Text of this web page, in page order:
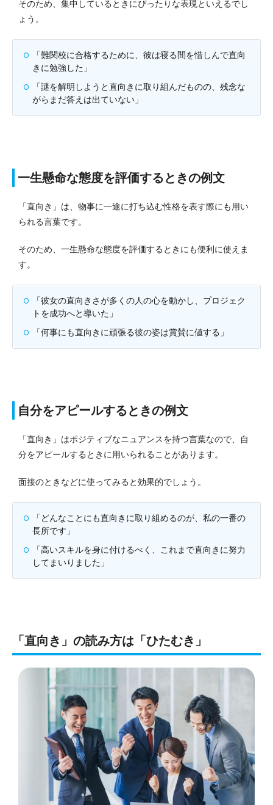
そのため、集中しているときにぴったりな表現といえるでし
ょう。
「難関校に合格するために、彼は寝る間を惜しんで直向
きに勉強した」
「謎を解明しようと直向きに取り組んだものの、残念な
がらまだ答えは出ていない」
一生懸命な態度を評価するときの例文
「直向き」は、物事に一途に打ち込む性格を表す際にも用い
られる言葉です。
そのため、一生懸命な態度を評価するときにも便利に使えま
す。
「彼女の直向きさが多くの人の心を動かし、プロジェク
トを成功へと導いた」
「何事にも直向きに頑張る彼の姿は賞賛に値する」
自分をアピールするときの例文
「直向き」はポジティブなニュアンスを持つ言葉なので、自
分をアピールするときに用いられることがあります。
面接のときなどに使ってみると効果的でしょう。
「どんなことにも直向きに取り組めるのが、私の一番の
長所です」
「高いスキルを身に付けるべく、これまで直向きに努力
してまいりました」
「直向き」の読み方は「ひたむき」